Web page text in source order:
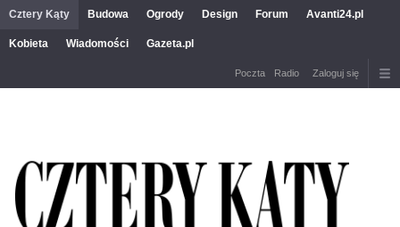
Cztery Kąty Budowa Ogrody Design Forum Avanti24.pl
Kobieta Wiadomości Gazeta.pl
Poczta Radio Zaloguj się